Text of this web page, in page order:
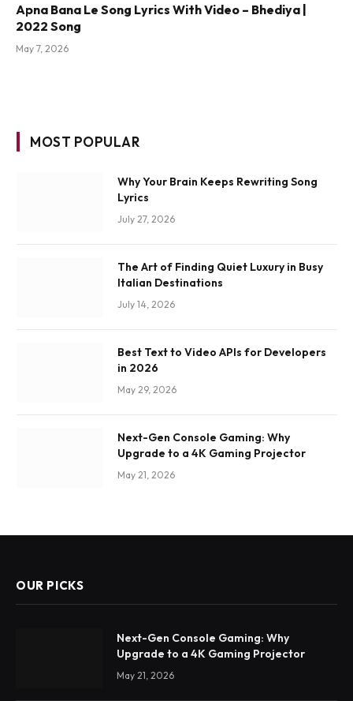
Apna Bana Le Song Lyrics With Video – Bhediya |
2022 Song
May 7, 2026
MOST POPULAR
Why Your Brain Keeps Rewriting Song
Lyrics
July 27, 2026
The Art of Finding Quiet Luxury in Busy
Italian Destinations
July 14, 2026
Best Text to Video APIs for Developers
in 2026
May 29, 2026
Next-Gen Console Gaming: Why
Upgrade to a 4K Gaming Projector
May 21, 2026
OUR PICKS
Next-Gen Console Gaming: Why
Upgrade to a 4K Gaming Projector
May 21, 2026